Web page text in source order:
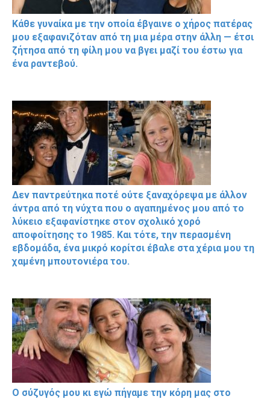
Κάθε γυναίκα με την οποία έβγαινε ο χήρος πατέρας
μου εξαφανιζόταν από τη μια μέρα στην άλλη — έτσι
ζήτησα από τη φίλη μου να βγει μαζί του έστω για
ένα ραντεβού.
Δεν παντρεύτηκα ποτέ ούτε ξαναχόρεψα με άλλον
άντρα από τη νύχτα που ο αγαπημένος μου από το
λύκειο εξαφανίστηκε στον σχολικό χορό
αποφοίτησης το 1985. Και τότε, την περασμένη
εβδομάδα, ένα μικρό κορίτσι έβαλε στα χέρια μου τη
χαμένη μπουτονιέρα του.
Ο σύζυγός μου κι εγώ πήγαμε την κόρη μας στο